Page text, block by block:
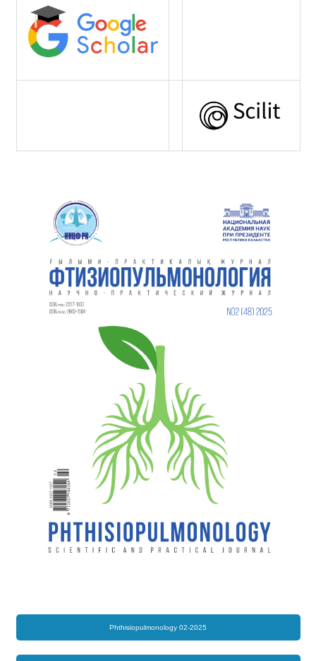
Phthisiopulmonology 02-2025